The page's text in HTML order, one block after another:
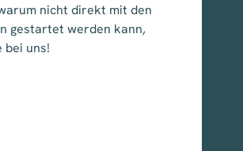
nicht direkt mit den
gestartet werden kann,
uns!